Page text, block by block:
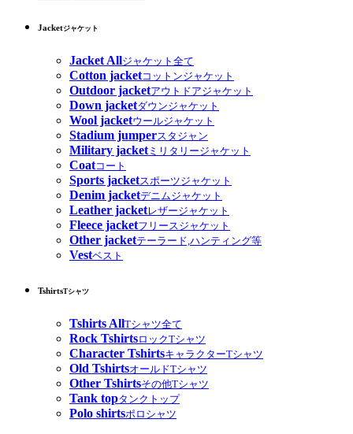
Jacketジャケット
Jacket Allジャケット全て
Cotton jacketコットンジャケット
Outdoor jacketアウトドアジャケット
Down jacketダウンジャケット
Wool jacketウールジャケット
Stadium jumperスタジャン
Military jacketミリタリージャケット
Coatコート
Sports jacketスポーツジャケット
Denim jacketデニムジャケット
Leather jacketレザージャケット
Fleece jacketフリースジャケット
Other jacketテーラード,ハンティング等
Vestベスト
TshirtsTシャツ
Tshirts AllTシャツ全て
Rock TshirtsロックTシャツ
Character TshirtsキャラクターTシャツ
Old TshirtsオールドTシャツ
Other Tshirtsその他Tシャツ
Tank topタンクトップ
Polo shirtsポロシャツ